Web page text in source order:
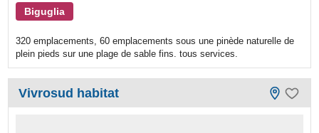
Biguglia
320 emplacements, 60 emplacements sous une pinède naturelle de
plein pieds sur une plage de sable fins. tous services.
Vivrosud habitat